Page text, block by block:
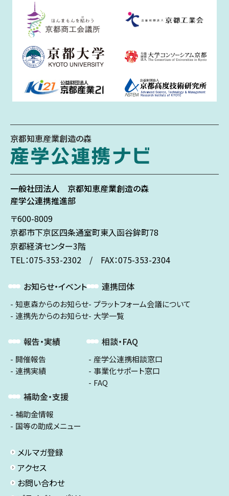
京都知恵産業創造の森
一般社団法人 京都知恵産業創造の森
産学公連携推進部
〒600-8009
京都市下京区四条通室町東入函谷鉾町78
京都経済センター3階
TEL：075-353-2302 / FAX：075-353-2304
お知らせ・イベント
知恵森からのお知らせ
連携先からのお知らせ
報告・実績
開催報告
連携実績
補助金・支援
補助金情報
国等の助成メニュー
連携団体
プラットフォーム会議について
大学一覧
相談・FAQ
産学公連携相談窓口
事業化サポート窓口
FAQ
メルマガ登録
アクセス
お問い合わせ